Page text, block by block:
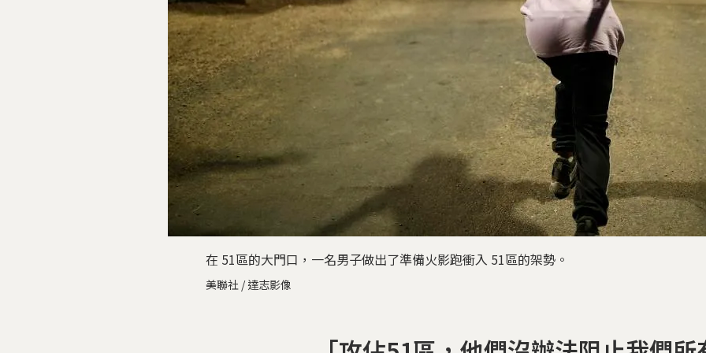
在 51區的大門口，一名男子做出了準備火影跑衝入 51區的架勢。
美聯社 / 達志影像